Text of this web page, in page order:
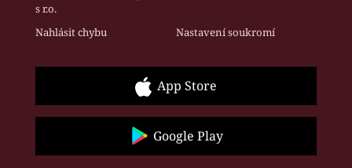
s r.o.
Nahlásit chybu Nastavení soukromí
App Store
Google Play